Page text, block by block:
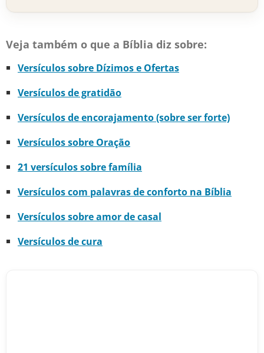
Veja também o que a Bíblia diz sobre:
Versículos sobre Dízimos e Ofertas
Versículos de gratidão
Versículos de encorajamento (sobre ser forte)
Versículos sobre Oração
21 versículos sobre família
Versículos com palavras de conforto na Bíblia
Versículos sobre amor de casal
Versículos de cura